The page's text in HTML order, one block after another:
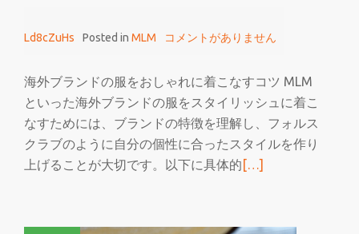
Ld8cZuHs Posted in MLM コメントがありません
海外ブランドの服をおしゃれに着こなすコツ MLM
といった海外ブランドの服をスタイリッシュに着こ
なすためには、ブランドの特徴を理解し、フォルス
クラブのように自分の個性に合ったスタイルを作り
上げることが大切です。以下に具体的続
読
[…]